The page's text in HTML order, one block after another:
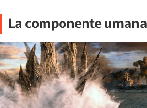
La componente umana